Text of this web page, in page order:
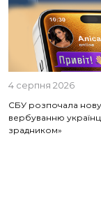
4 серпня 2026
СБУ розпочала нову
вербуванню
зрадником»